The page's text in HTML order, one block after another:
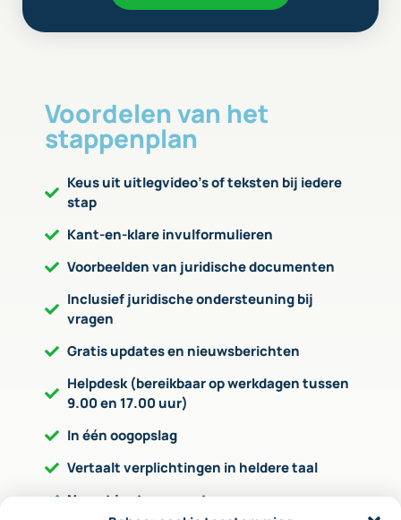
Voordelen van het
stappenplan
Keus uit uitlegvideo’s of teksten bij iedere
stap
Kant-en-klare invulformulieren
Voorbeelden van juridische documenten
Inclusief juridische ondersteuning bij
vragen
Gratis updates en nieuwsberichten
Helpdesk (bereikbaar op werkdagen tussen
9.00 en 17.00 uur)
In één oogopslag
Vertaalt verplichtingen in heldere taal
Neemt je stap voor stap mee